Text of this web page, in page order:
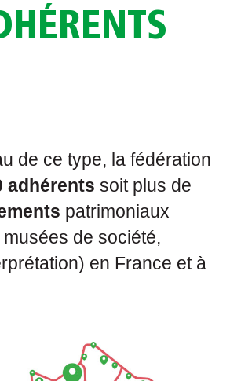
de ce type, la fédération
adhérents soit plus de
patrimoniaux
de société,
en France et à